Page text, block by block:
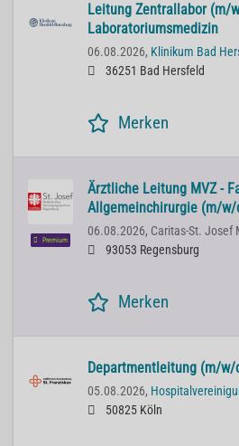
Leitung Zentrallabor (m/
Laboratoriumsmedizin
06.08.2026, Klinikum Bad
36251 Bad Hersfeld
Merken
Premium
Ärztliche Leitung MVZ -
Allgemeinchirurgie (m/w/
06.08.2026, Caritas-St. Josef
93053 Regensburg
Merken
Departmentleitung (m/
05.08.2026,
50825 Köln